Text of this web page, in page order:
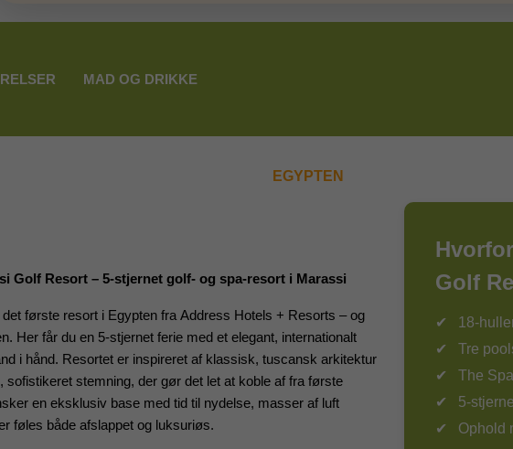
MAD OG DRIKKE
EGYPTEN
Golf Resort – 5-stjernet golf- og spa-resort i Marassi
første resort i Egypten fra Address Hotels + Resorts – og
Her får du en 5-stjernet ferie med et elegant, internationalt
i hånd. Resortet er inspireret af klassisk, tuscansk arkitektur
sofistikeret stemning, der gør det let at koble af fra første
en eksklusiv base med tid til nydelse, masser af luft
føles både afslappet og luksuriøs.
Golf
18-
Tre
The
5-
Ophold